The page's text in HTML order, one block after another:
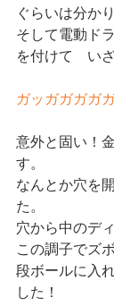
ぐらいは分か
そして電動ド
を付けて　いざ
ガッガガガガ
意外と固い！
す。
なんとか穴を
た。
穴から中のデ
この調子でズ
段ボールに入
した！